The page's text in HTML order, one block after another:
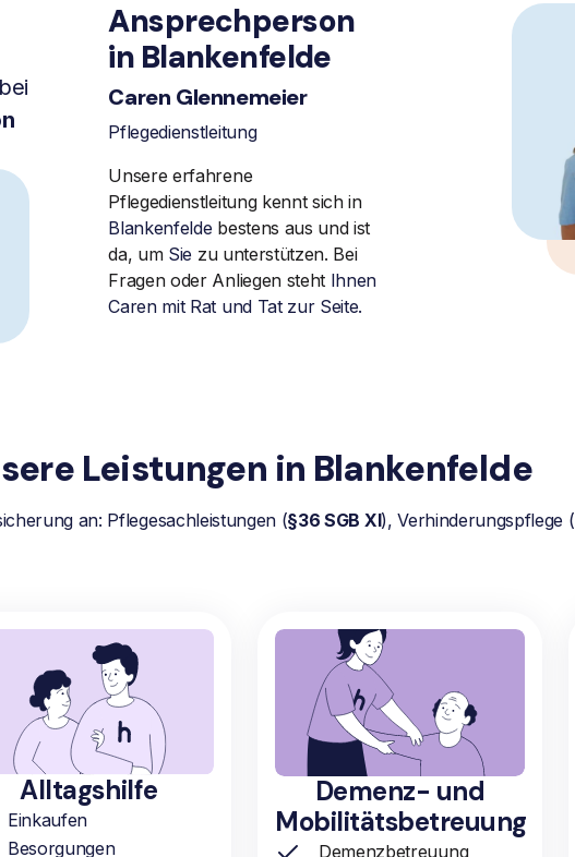
Ansprechperson
in Blankenfelde
Caren Glennemeier
Pflegedienstleitung
Unsere erfahrene
Pflegedienstleitung kennt sich in
Blankenfelde bestens aus und ist
da, um Sie zu unterstützen. Bei
Fragen oder Anliegen steht Ihnen
Caren mit Rat und Tat zur Seite.
Leistungen in Blankenfelde
an: Pflegesachleistungen (§36 SGB XI), Verhinderungspflege (
Alltagshilfe
Einkaufen
Besorgungen
Demenz- und
Mobilitätsbetreuung
Demenzbetreuung